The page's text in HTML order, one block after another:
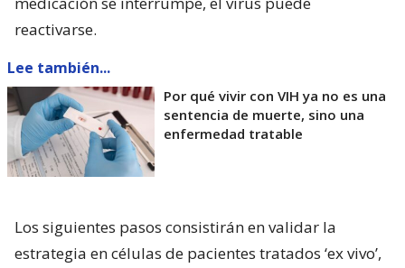
reactivarse.
Lee también...
Por qué vivir con VIH ya no es una
sentencia de muerte, sino una
enfermedad tratable
Los siguientes pasos consistirán en validar la
estrategia en células de pacientes tratados ‘ex vivo’,